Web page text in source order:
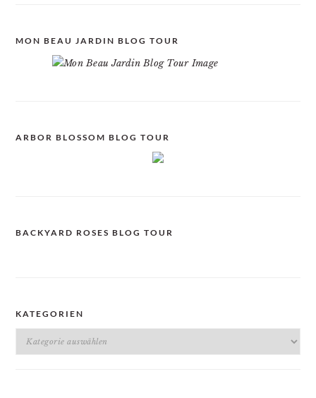
MON BEAU JARDIN BLOG TOUR
ARBOR BLOSSOM BLOG TOUR
BACKYARD ROSES BLOG TOUR
KATEGORIEN
Kategorien